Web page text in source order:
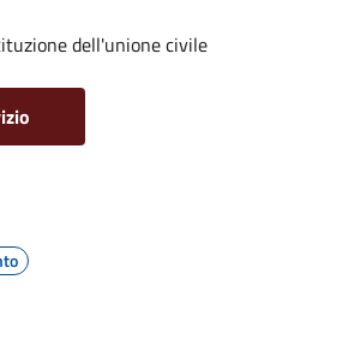
dell'unione civile